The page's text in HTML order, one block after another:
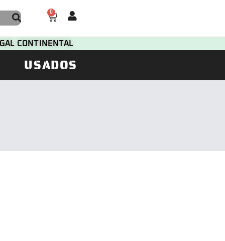
0
CONTINENTAL
USADOS